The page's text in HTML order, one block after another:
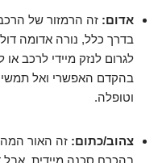
אדום: זה הרמזור של
בדרך כלל, נורה אדומה
לגרום לנזק מיידי לרכב
בהקדם האפשרי ואל
וטופלה.
צהוב/כתום: זה האור
בהכרח סכנה מיידית, אבל